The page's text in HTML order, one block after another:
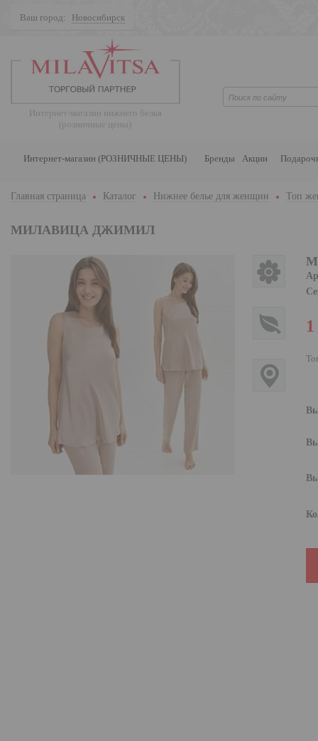
Ваш город: Новосибирск
Интернет-магазин нижнего белья
(розничные цены)
Интернет-магазин (РОЗНИЧНЫЕ ЦЕНЫ) Бренды Акции
Главная страница Каталог Нижнее белье для женщин Топ
МИЛАВИЦА ДЖИМИЛ